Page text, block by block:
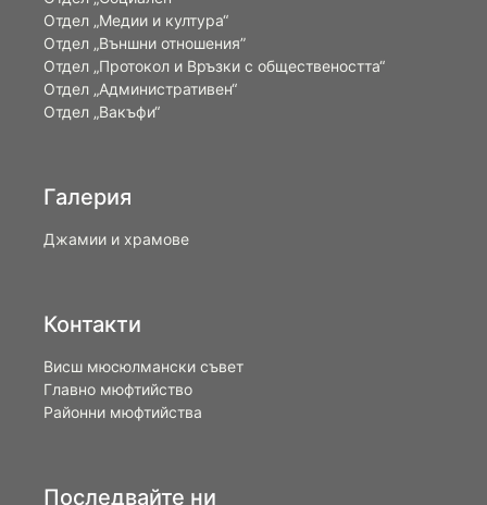
Отдел „Медии и култура“
Отдел „Външни отношения”
Oтдел „Протокол и Връзки с обществеността“
Отдел „Административен“
Отдел „Вакъфи“
Галерия
Джамии и храмове
Контакти
Висш мюсюлмански съвет
Главно мюфтийство
Районни мюфтийства
Последвайте ни